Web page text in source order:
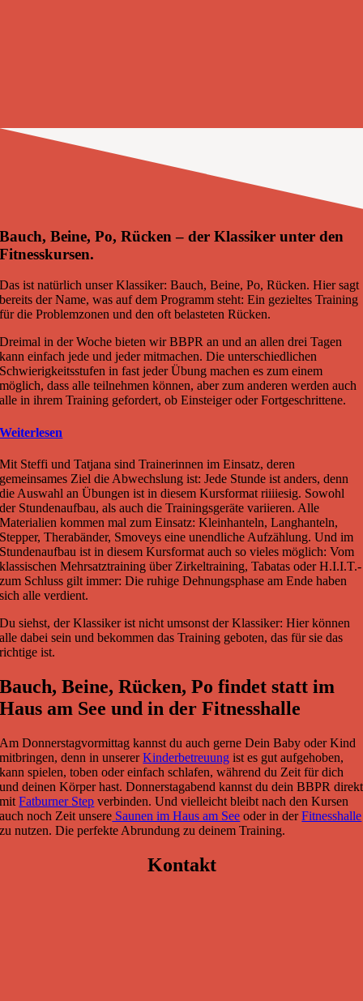
Bauch, Beine, Po, Rücken – der Klassiker unter den
Fitnesskursen.
Das ist natürlich unser Klassiker: Bauch, Beine, Po, Rücken. Hier sagt
bereits der Name, was auf dem Programm steht: Ein gezieltes Training
für die Problemzonen und den oft belasteten Rücken.
Dreimal in der Woche bieten wir BBPR an und an allen drei Tagen
kann einfach jede und jeder mitmachen. Die unterschiedlichen
Schwierigkeitsstufen in fast jeder Übung machen es zum einem
möglich, dass alle teilnehmen können, aber zum anderen werden auch
alle in ihrem Training gefordert, ob Einsteiger oder Fortgeschrittene.
Weiterlesen
Mit Steffi und Tatjana sind Trainerinnen im Einsatz, deren
gemeinsames Ziel die Abwechslung ist: Jede Stunde ist anders, denn
die Auswahl an Übungen ist in diesem Kursformat riiiiesig. Sowohl
der Stundenaufbau, als auch die Trainingsgeräte variieren. Alle
Materialien kommen mal zum Einsatz: Kleinhanteln, Langhanteln,
Stepper, Therabänder, Smoveys eine unendliche Aufzählung. Und im
Stundenaufbau ist in diesem Kursformat auch so vieles möglich: Vom
klassischen Mehrsatztraining über Zirkeltraining, Tabatas oder H.I.I.T.-
zum Schluss gilt immer: Die ruhige Dehnungsphase am Ende haben
sich alle verdient.
Du siehst, der Klassiker ist nicht umsonst der Klassiker: Hier können
alle dabei sein und bekommen das Training geboten, das für sie das
richtige ist.
Bauch, Beine, Rücken, Po findet statt im
Haus am See und in der Fitnesshalle
Am Donnerstagvormittag kannst du auch gerne Dein Baby oder Kind
mitbringen, denn in unsererKinderbetreuung ist es gut aufgehoben,
kann spielen, toben oder einfach schlafen, während du Zeit für dich
und deinen Körper hast. Donnerstagabend kannst du dein BBPR direkt
mitFatburner Step verbinden. Und vielleicht bleibt nach den Kursen
auch noch Zeit unsere Saunen im Haus am See oder in derFitnesshalle
zu nutzen. Die perfekte Abrundung zu deinem Training.
Kontakt